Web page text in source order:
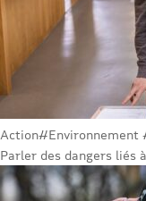
Action#Environnement
Parler des dangers liés